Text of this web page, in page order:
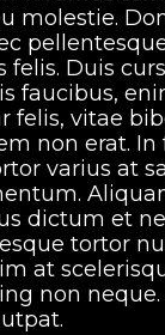
molestie.
felis. Duis
faucibus,
felis, vitae
non erat. In
varius at
dictum et
tortor
at
non